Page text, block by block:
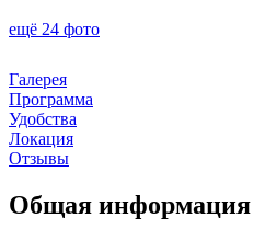
ещё 24 фото
Галерея
Программа
Удобства
Локация
Отзывы
Общая информация